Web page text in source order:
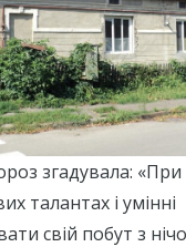
згадувала: «При
талантах і умінні
свій побут з